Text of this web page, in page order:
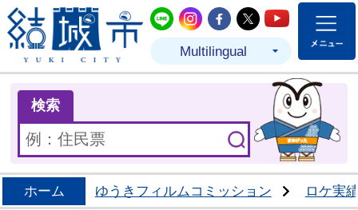
結城市公式LINE
結城市公式Instagram
結城市公式
結城市公式
結城市
Multilingual
検索
ホーム ゆうきフィルムコミッション ロケ実